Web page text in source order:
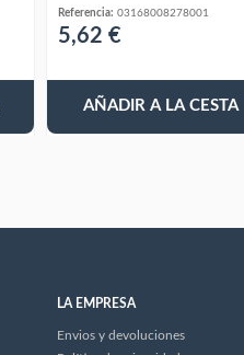
Referencia: 03168008278001
5,62 €
AÑADIR A LA CESTA
LA EMPRESA
Envios y devoluciones